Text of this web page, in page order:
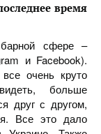
время
сфере –
и Facebook).
очень круто
больше
друг с другом,
Все это дало